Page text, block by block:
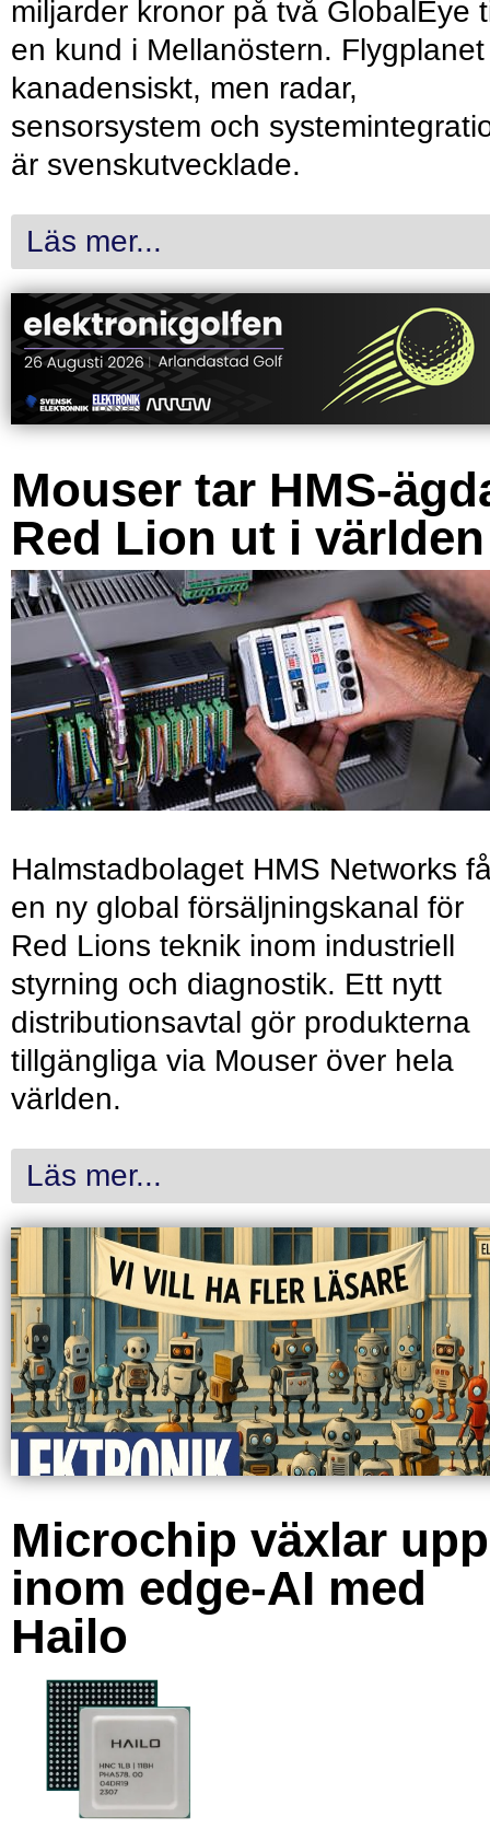
miljarder kronor på två GlobalEye
en kund i Mellanöstern.
kanadensiskt, men radar,
sensorsystem och
är svenskutvecklade.
Läs mer...
Mouser tar HMS-
Red Lion ut i världen
Halmstadbolaget HMS Networks
en ny global försäljningskanal för
Red Lions teknik inom industriell
styrning och diagnostik. Ett nytt
distributionsavtal gör produkterna
tillgängliga via Mouser över hela
världen.
Läs mer...
Microchip växlar upp
inom edge-AI med
Hailo